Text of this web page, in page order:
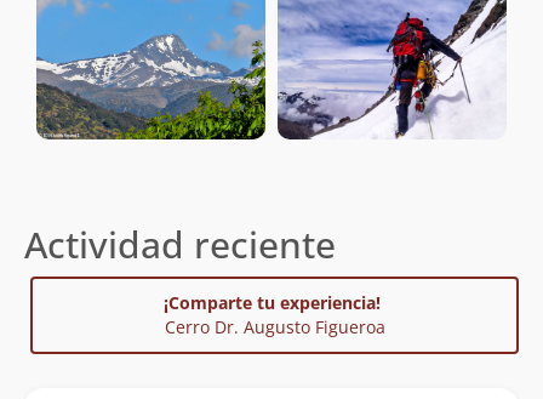
Actividad reciente
¡Comparte tu experiencia!
Cerro Dr. Augusto Figueroa